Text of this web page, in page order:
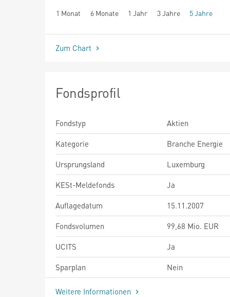
1 Monat 6 Monate 1 Jahr 3 Jahre 5 Jahre
seit Beginn
Zum Chart
Fondsprofil
Fondstyp
Aktien
Kategorie
Branche Energie
Ursprungsland
Luxemburg
KESt-Meldefonds
Ja
Auflagedatum
15.11.2007
Fondsvolumen
99,68 Mio. EUR
UCITS
Ja
Sparplan
Nein
Weitere Informationen